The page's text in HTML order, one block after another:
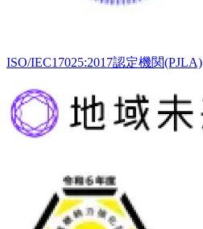
ISO/IEC17025:2017認定機関(PJLA)